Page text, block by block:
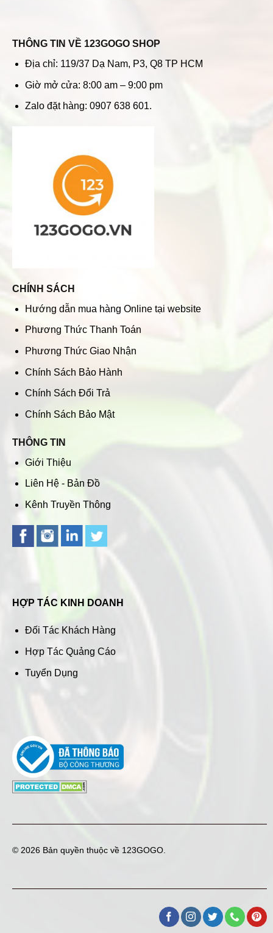
THÔNG TIN VỀ 123GOGO SHOP
Địa chỉ: 119/37 Dạ Nam, P3, Q8 TP HCM
Giờ mở cửa: 8:00 am – 9:00 pm
Zalo đặt hàng: 0907 638 601.
CHÍNH SÁCH
Hướng dẫn mua hàng Online tại website
Phương Thức Thanh Toán
Phương Thức Giao Nhận
Chính Sách Bảo Hành
Chính Sách Đổi Trả
Chính Sách Bảo Mật
THÔNG TIN
Giới Thiệu
Liên Hệ - Bản Đồ
Kênh Truyền Thông
HỢP TÁC KINH DOANH
Đối Tác Khách Hàng
Hợp Tác Quảng Cáo
Tuyển Dụng
© 2026 Bản quyền thuộc về 123GOGO